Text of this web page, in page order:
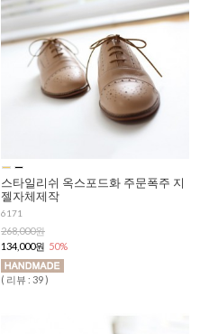
스타일리쉬 옥스포드화 주문폭주 지
젤자체제작
6171
268,000원
134,000원 50%
( 리뷰 : 39 )